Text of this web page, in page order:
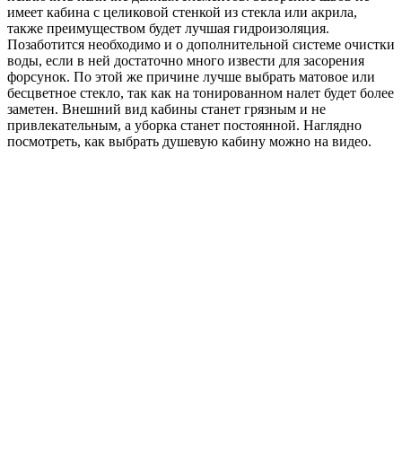
имеет кабина с целиковой стенкой из стекла или акрила,
также преимуществом будет лучшая гидроизоляция.
Позаботится необходимо и о дополнительной системе очистки
воды, если в ней достаточно много извести для засорения
форсунок. По этой же причине лучше выбрать матовое или
бесцветное стекло, так как на тонированном налет будет более
заметен. Внешний вид кабины станет грязным и не
привлекательным, а уборка станет постоянной. Наглядно
посмотреть, как выбрать душевую кабину можно на видео.